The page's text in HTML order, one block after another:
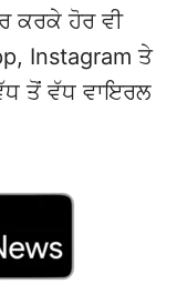
ਕਰਕੇ ਹੋਰ ਵੀ
Instagram ਤੇ
ਤੋਂ ਵੱਧ ਵਾਇਰਲ